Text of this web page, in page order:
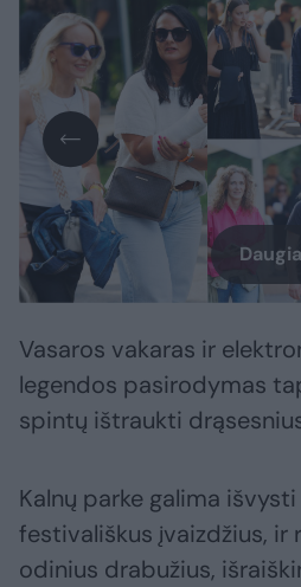
Vasaros vakaras ir
legendos pasirodymas
spintų ištraukti
Kalnų parke galima išvysti
festivališkus įvaizdžius, ir
odinius drabužius,